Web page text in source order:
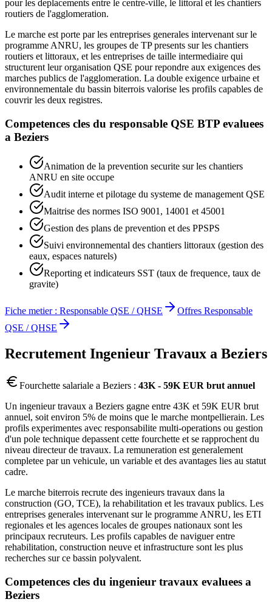
pour les deplacements entre le centre-ville, le littoral et les chantiers
routiers de l'agglomeration.
Le marche est porte par les entreprises generales intervenant sur le
programme ANRU, les groupes de TP presents sur les chantiers
routiers et littoraux, et les entreprises de taille intermediaire qui
structurent leur organisation QSE pour repondre aux exigences des
marches publics de l'agglomeration. La double exigence urbaine et
environnementale du bassin biterrois valorise les profils capables de
couvrir les deux registres.
Competences cles du responsable QSE BTP evaluees
a Beziers
Animation de la prevention securite sur les chantiers
ANRU en site occupe
Audit interne et pilotage du systeme de management QSE
Maitrise des normes ISO 9001, 14001 et 45001
Gestion des plans de prevention et des PPSPS
Suivi environnemental des chantiers littoraux (gestion des
eaux, espaces naturels)
Reporting et indicateurs SST (taux de frequence, taux de
gravite)
Fiche metier : Responsable QSE / QHSE Offres Responsable
QSE / QHSE
Recrutement Ingenieur Travaux a Beziers
Fourchette salariale a Beziers : 43K - 59K EUR brut annuel
Un ingenieur travaux a Beziers gagne entre 43K et 59K EUR brut
annuel, soit environ 5% de moins que le marche montpellierain. Les
profils experimentes avec responsabilite multi-operations ou gestion
d'un pole technique depassent cette fourchette et se rapprochent du
niveau directeur de travaux. La remuneration est generalement
completee par un vehicule, un variable et des avantages lies au statut
cadre.
Le marche biterrois recrute des ingenieurs travaux dans la
construction (GO, TCE), la rehabilitation et les travaux publics. Les
entreprises generales intervenant sur le programme ANRU, les ETI
regionales et les agences locales de groupes nationaux sont les
principaux recruteurs. Les profils capables de naviguer entre
rehabilitation, construction neuve et infrastructure sont les plus
recherches sur ce bassin polyvalent.
Competences cles du ingenieur travaux evaluees a
Beziers